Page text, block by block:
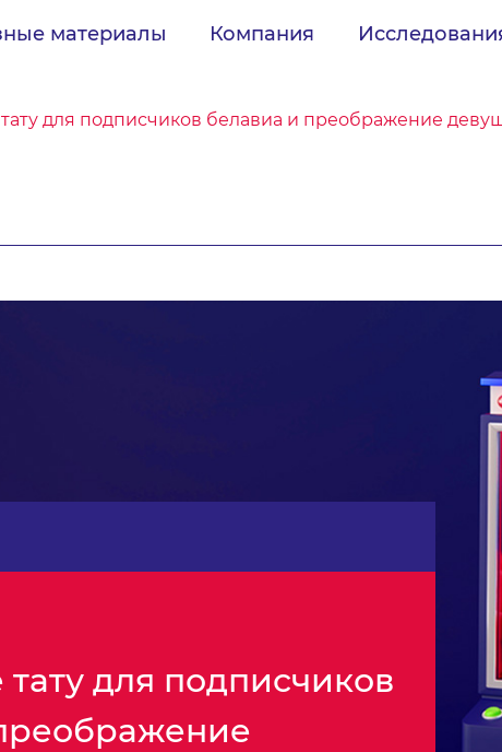
материалы Компания
для подписчиков белавиа и преображение
тату для подписчиков